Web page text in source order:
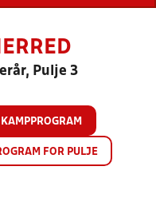
Pulje 3
KAMPPROGRAM
FOR PULJE